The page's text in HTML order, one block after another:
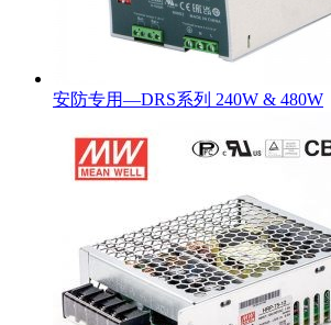
安防专用—DRS系列 240W & 480W